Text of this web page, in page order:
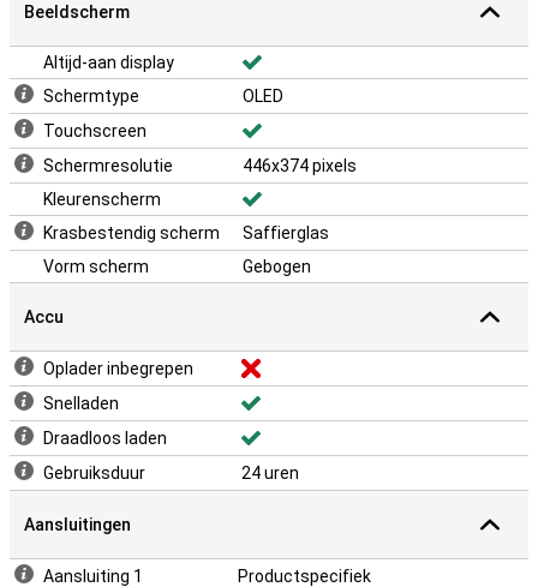
Beeldscherm
Altijd-aan display
Schermtype
OLED
Touchscreen
Schermresolutie
446x374 pixels
Kleurenscherm
Krasbestendig scherm
Saffierglas
Vorm scherm
Gebogen
Accu
Oplader inbegrepen
Snelladen
Draadloos laden
Gebruiksduur
24 uren
Aansluitingen
Aansluiting 1
Productspecifiek